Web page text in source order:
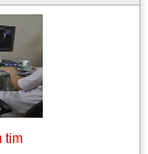
tim